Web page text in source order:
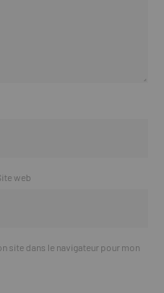
web
site dans le navigateur pour mon